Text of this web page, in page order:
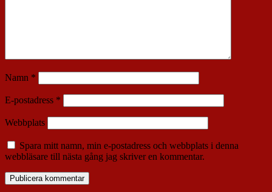
Namn *
E-postadress *
Webbplats
Spara mitt namn, min e-postadress och webbplats i denna
webbläsare till nästa gång jag skriver en kommentar.